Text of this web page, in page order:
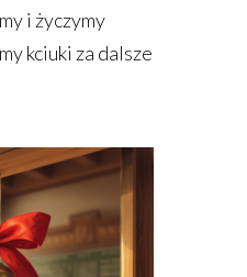
i życzymy
kciuki za dalsze